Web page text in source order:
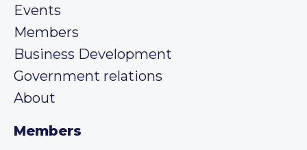
Events
Members
Business Development
Government relations
About
Members